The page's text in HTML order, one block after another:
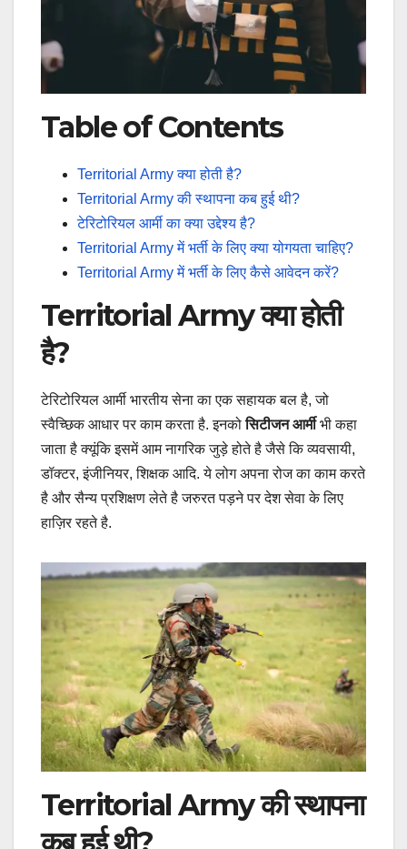
Table of Contents
Territorial Army क्या होती है?
Territorial Army की स्थापना कब हुई थी?
टेरिटोरियल आर्मी का क्या उद्देश्य है?
Territorial Army में भर्ती के लिए क्या योगयता चाहिए?
Territorial Army में भर्ती के लिए कैसे आवेदन करें?
Territorial Army क्या होती
है?
टेरिटोरियल आर्मी भारतीय सेना का एक सहायक बल है, जो
स्वैच्छिक आधार पर काम करता है. इनकोसिटीजन आर्मीभी कहा
जाता है क्यूंकि इसमें आम नागरिक जुड़े होते है जैसे कि व्यवसायी,
डॉक्टर, इंजीनियर, शिक्षक आदि. ये लोग अपना रोज का काम करते
है और सैन्य प्रशिक्षण लेते है जरुरत पड़ने पर देश सेवा के लिए
हाज़िर रहते है.
Territorial Army की स्थापना